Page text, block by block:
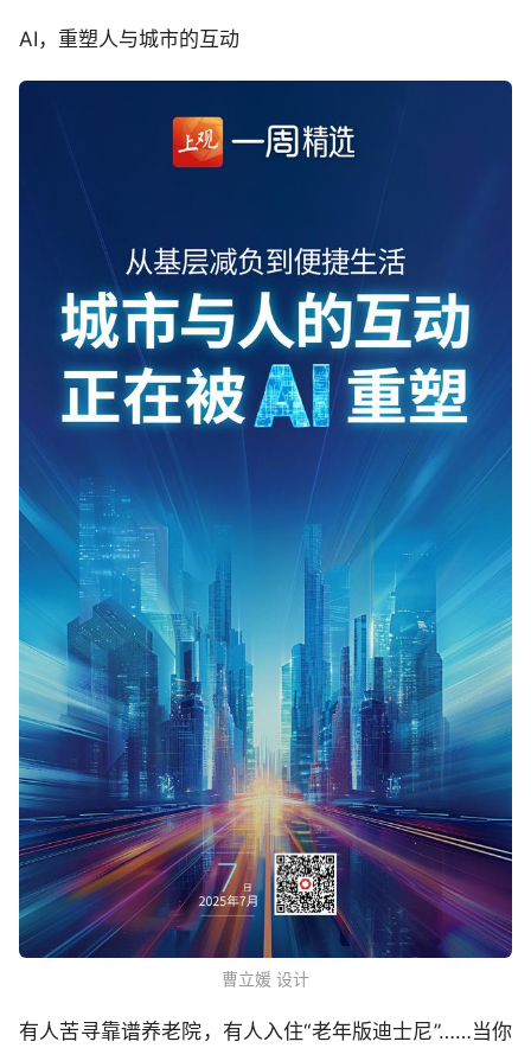
AI，重塑人与城市的互动
曹立媛 设计
有人苦寻靠谱养老院，有人入住“老年版迪士尼”……当你